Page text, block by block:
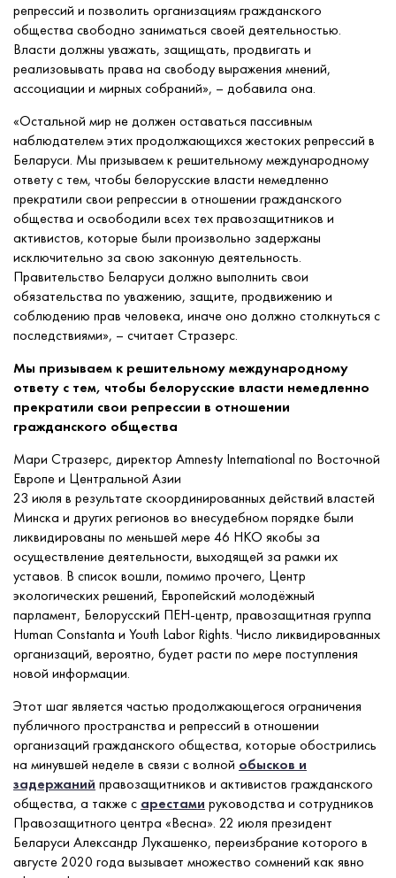
репрессий и позволить организациям гражданского
общества свободно заниматься своей деятельностью.
Власти должны уважать, защищать, продвигать и
реализовывать права на свободу выражения мнений,
ассоциации и мирных собраний», – добавила она.
«Остальной мир не должен оставаться пассивным
наблюдателем этих продолжающихся жестоких репрессий в
Беларуси. Мы призываем к решительному международному
ответу с тем, чтобы белорусские власти немедленно
прекратили свои репрессии в отношении гражданского
общества и освободили всех тех правозащитников и
активистов, которые были произвольно задержаны
исключительно за свою законную деятельность.
Правительство Беларуси должно выполнить свои
обязательства по уважению, защите, продвижению и
соблюдению прав человека, иначе оно должно столкнуться с
последствиями», – считает Стразерс.
Мы призываем к решительному международному
ответу с тем, чтобы белорусские власти немедленно
прекратили свои репрессии в отношении
гражданского общества
Мари Стразерс, директор Amnesty International по Восточной
Европе и Центральной Азии
23 июля в результате скоординированных действий властей
Минска и других регионов во внесудебном порядке были
ликвидированы по меньшей мере 46 НКО якобы за
осуществление деятельности, выходящей за рамки их
уставов. В список вошли, помимо прочего, Центр
экологических решений, Европейский молодёжный
парламент, Белорусский ПЕН-центр, правозащитная группа
Human Constanta и Youth Labor Rights. Число ликвидированных
организаций, вероятно, будет расти по мере поступления
новой информации.
Этот шаг является частью продолжающегося ограничения
публичного пространства и репрессий в отношении
организаций гражданского общества, которые обострились
на минувшей неделе в связи с волной обысков и
задержаний правозащитников и активистов гражданского
общества, а также с арестами руководства и сотрудников
Правозащитного центра «Весна». 22 июля президент
Беларуси Александр Лукашенко, переизбрание которого в
августе 2020 года вызывает множество сомнений как явно